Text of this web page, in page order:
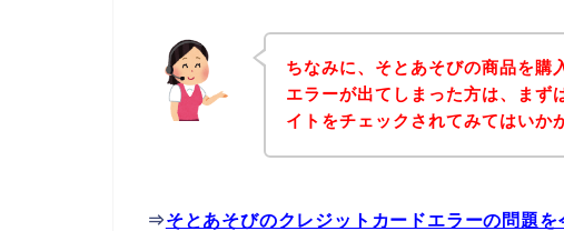
ちなみに、そとあそびの商品を購
エラーが出てしまった方は、まず
イトをチェックされてみてはいか
⇒そとあそびのクレジットカードエラーの問題